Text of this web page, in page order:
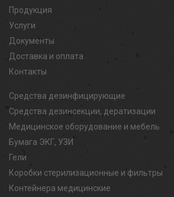
Продукция
Услуги
Документы
Доставка и оплата
Контакты
Средства дезинфицирующие
Средства дезинсекции, дератизации
Медицинское оборудование и мебель
Бумага ЭКГ, УЗИ
Гели
Коробки стерилизационные и фильтры
Контейнера медицинские